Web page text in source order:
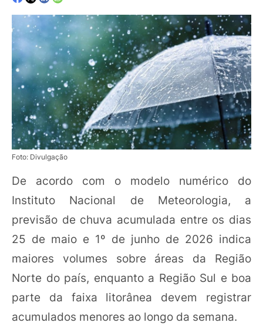
Foto: Divulgação
De acordo com o modelo numérico do
Instituto Nacional de Meteorologia, a
previsão de chuva acumulada entre os dias
25 de maio e 1º de junho de 2026 indica
maiores volumes sobre áreas da Região
Norte do país, enquanto a Região Sul e boa
parte da faixa litorânea devem registrar
acumulados menores ao longo da semana.